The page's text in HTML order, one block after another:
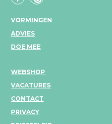
VORMINGEN
ADVIES
DOE MEE
WEBSHOP
VACATURES
CONTACT
PRIVACY